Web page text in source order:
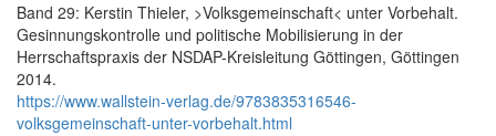
Band 29: Kerstin Thieler, >Volksgemeinschaft< unter Vorbehalt.
Gesinnungskontrolle und politische Mobilisierung in der
Herrschaftspraxis der NSDAP-Kreisleitung Göttingen, Göttingen
2014.
https://www.wallstein-verlag.de/9783835316546-
volksgemeinschaft-unter-vorbehalt.html